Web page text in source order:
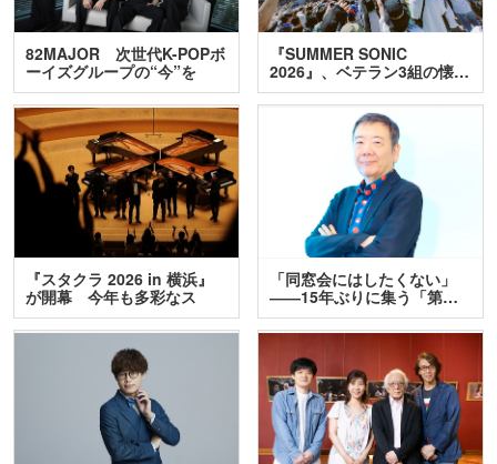
82MAJOR 次世代K-POPボ
ーイズグループの“今”を
訊…
『SUMMER SONIC
2026』、ベテラン3組の懐…
『スタクラ 2026 in 横浜』
が開幕 今年も多彩なス
テ…
「同窓会にはしたくない」
――15年ぶりに集う「第…